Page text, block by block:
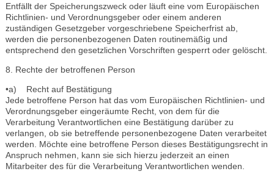
Entfällt der Speicherungszweck oder läuft eine vom Europäischen
Richtlinien- und Verordnungsgeber oder einem anderen
zuständigen Gesetzgeber vorgeschriebene Speicherfrist ab,
werden die personenbezogenen Daten routinemäßig und
entsprechend den gesetzlichen Vorschriften gesperrt oder gelöscht.
8. Rechte der betroffenen Person
•a) Recht auf Bestätigung
Jede betroffene Person hat das vom Europäischen Richtlinien- und
Verordnungsgeber eingeräumte Recht, von dem für die
Verarbeitung Verantwortlichen eine Bestätigung darüber zu
verlangen, ob sie betreffende personenbezogene Daten verarbeitet
werden. Möchte eine betroffene Person dieses Bestätigungsrecht in
Anspruch nehmen, kann sie sich hierzu jederzeit an einen
Mitarbeiter des für die Verarbeitung Verantwortlichen wenden.